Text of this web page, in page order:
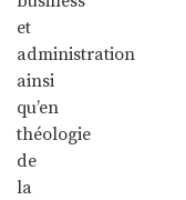
et
administration
ainsi
qu’en
théologie
de
la